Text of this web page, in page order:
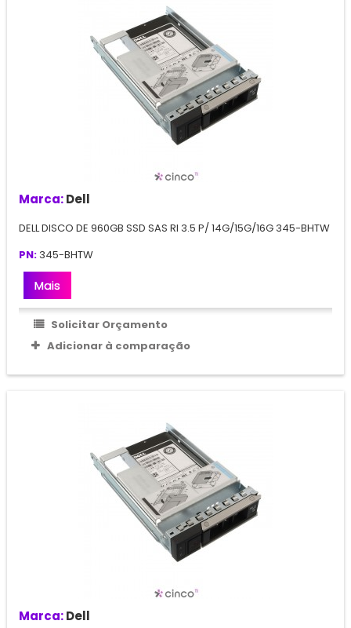
Marca:Dell
DELL DISCO DE 960GB SSD SAS RI 3.5 P/ 14G/15G/16G 345-BHTW
PN: 345-BHTW
Mais
Solicitar Orçamento
Adicionar à comparação
Marca:Dell